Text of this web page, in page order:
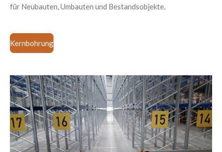
für Neubauten, Umbauten und Bestandsobjekte.
Kernbohrung